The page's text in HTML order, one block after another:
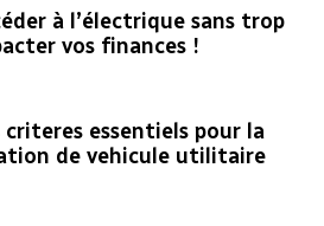
à l’électrique sans trop
vos finances !
criteres essentiels pour la
de vehicule utilitaire